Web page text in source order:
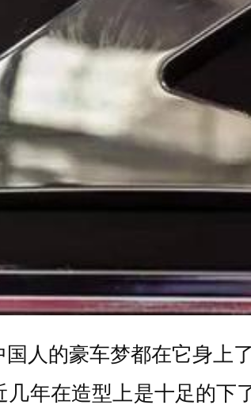
人的豪车梦都在它身上
年在造型上是十足的下